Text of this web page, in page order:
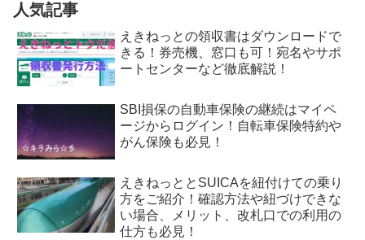
人気記事
えきねっとの領収書はダウンロードで
きる！券売機、窓口も可！宛名やサポ
ートセンターなど徹底解説！
SBI損保の自動車保険の継続はマイペ
ージからログイン！自転車保険特約や
がん保険も必見！
えきねっととSUICAを紐付けての乗り
方をご紹介！確認方法や紐づけできな
い場合、メリット、改札口での利用の
仕方も必見！